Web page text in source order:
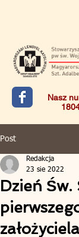
Nasz
Post
Dzień
Redakcja
23 sie 2022